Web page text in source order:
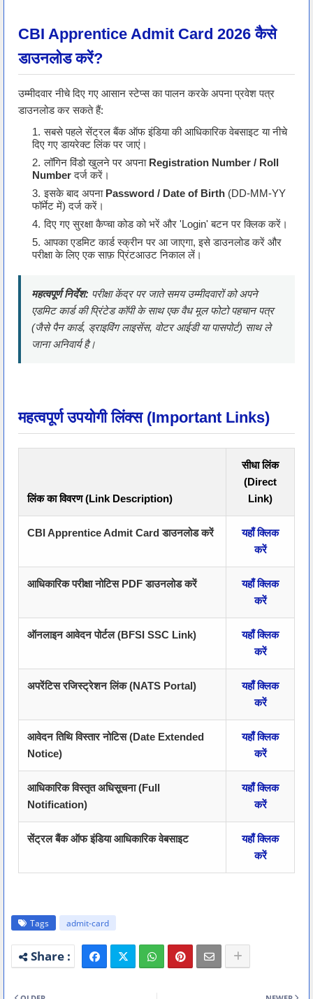
CBI Apprentice Admit Card 2026 कैसे
डाउनलोड करें?
उम्मीदवार नीचे दिए गए आसान स्टेप्स का पालन करके अपना प्रवेश पत्र
डाउनलोड कर सकते हैं:
सबसे पहले सेंट्रल बैंक ऑफ इंडिया की आधिकारिक वेबसाइट या नीचे
दिए गए डायरेक्ट लिंक पर जाएं।
लॉगिन विंडो खुलने पर अपना Registration Number / Roll
Numberदर्ज करें।
इसके बाद अपना Password / Date of Birth (DD-MM-YY
फॉर्मेट में) दर्ज करें।
दिए गए सुरक्षा कैप्चा कोड को भरें और 'Login' बटन पर क्लिक करें।
आपका एडमिट कार्ड स्क्रीन पर आ जाएगा, इसे डाउनलोड करें और
परीक्षा के लिए एक साफ़ प्रिंटआउट निकाल लें।
महत्वपूर्ण निर्देश: परीक्षा केंद्र पर जाते समय उम्मीदवारों को अपने
एडमिट कार्ड की प्रिंटेड कॉपी के साथ एक वैध मूल फोटो पहचान पत्र
(जैसे पैन कार्ड, ड्राइविंग लाइसेंस, वोटर आईडी या पासपोर्ट) साथ ले
जाना अनिवार्य है।
महत्वपूर्ण उपयोगी लिंक्स (Important Links)
लिंक का विवरण (Link Description)
सीधा लिंक
(Direct
Link)
CBI Apprentice Admit Card डाउनलोड करें
यहाँ क्लिक
करें
आधिकारिक परीक्षा नोटिस PDF डाउनलोड करें
यहाँ क्लिक
करें
ऑनलाइन आवेदन पोर्टल (BFSI SSC Link)
यहाँ क्लिक
करें
अपरेंटिस रजिस्ट्रेशन लिंक (NATS Portal)
यहाँ क्लिक
करें
आवेदन तिथि विस्तार नोटिस (Date Extended
Notice)
यहाँ क्लिक
करें
आधिकारिक विस्तृत अधिसूचना (Full
Notification)
यहाँ क्लिक
करें
सेंट्रल बैंक ऑफ इंडिया आधिकारिक वेबसाइट
यहाँ क्लिक
करें
Tags admit-card